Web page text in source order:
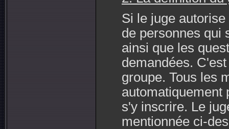
Si le juge
de personnes qui
ainsi que les
demandées.
groupe. Tous les
automatiquement
s'y inscrire. Le
mentionnée ci-